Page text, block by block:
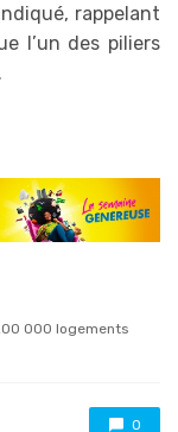
rappelant
l’un des piliers
000 logements
0